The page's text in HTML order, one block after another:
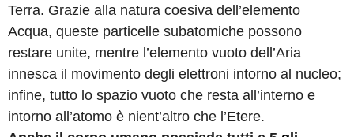
Terra. Grazie alla natura coesiva dell’elemento
Acqua, queste particelle subatomiche possono
restare unite, mentre l’elemento vuoto dell’Aria
innesca il movimento degli elettroni intorno al nucleo;
infine, tutto lo spazio vuoto che resta all’interno e
intorno all’atomo è nient’altro che l’Etere.